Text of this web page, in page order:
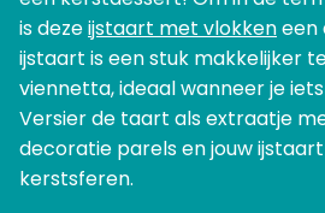
is dezeijstaart met vlokkeneen
ijstaart is een stuk makkelijker
viennetta, ideaal wanneer je
Versier de taart als extraatje
decoratie parels en jouw
kerstsferen.